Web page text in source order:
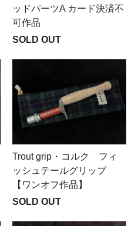
ッドパーツA カード決済不
可作品
SOLD OUT
Trout grip・コルク フィ
ッシュテールグリップ
【ワンオフ作品】
SOLD OUT